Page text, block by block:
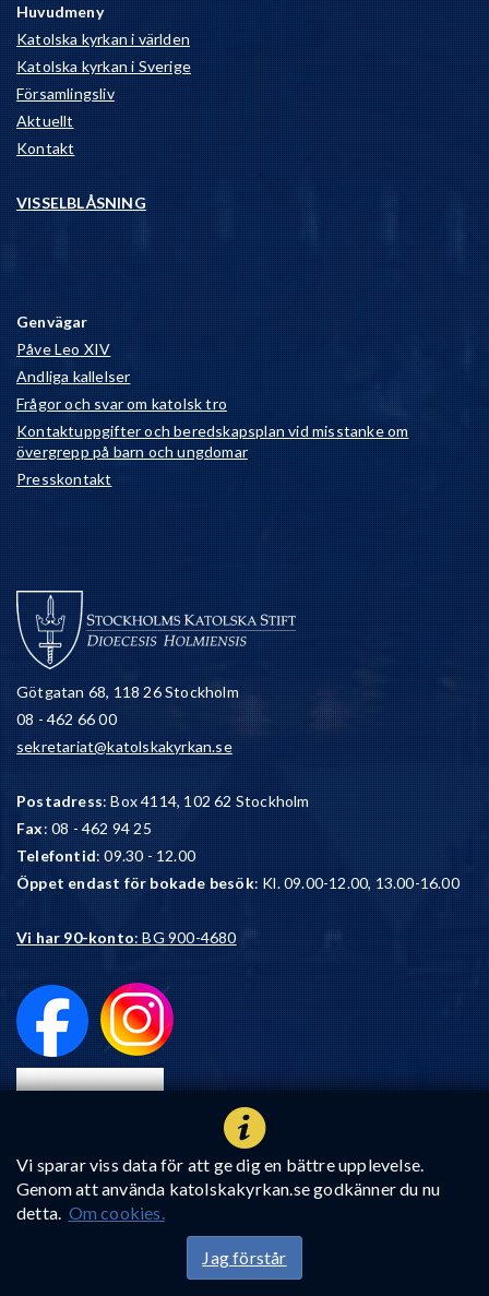
Vi sparar viss data för att ge dig en bättre upplevelse.
Genom att använda katolskakyrkan.se godkänner du nu
detta. Om cookies.
Jag förstår
Huvudmeny
Katolska kyrkan i världen
Katolska kyrkan i Sverige
Församlingsliv
Aktuellt
Kontakt
VISSELBLÅSNING
Genvägar
Påve Leo XIV
Andliga kallelser
Frågor och svar om katolsk tro
Kontaktuppgifter och beredskapsplan vid misstanke om
övergrepp på barn och ungdomar
Presskontakt
Götgatan 68, 118 26 Stockholm
08 - 462 66 00
sekretariat@katolskakyrkan.se
Postadress: Box 4114, 102 62 Stockholm
Fax: 08 - 462 94 25
Telefontid: 09.30 - 12.00
Öppet endast för bokade besök: Kl. 09.00-12.00, 13.00-16.00
Vi har 90-konto: BG 900-4680